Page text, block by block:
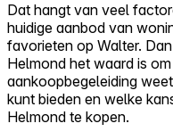
Dat hangt van veel
huidige aanbod van
favorieten op Walter.
Helmond het waard is
aankoopbegeleiding
kunt bieden en welke
Helmond te kopen.